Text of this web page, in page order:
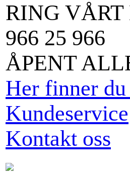
RING
966 25 966
ÅPENT
Her finner du
Kundeservice
Kontakt oss